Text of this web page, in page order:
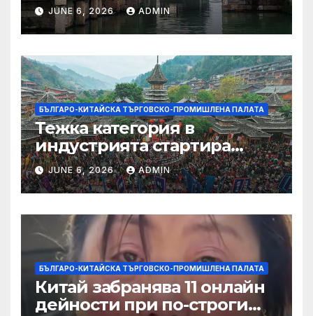
JUNE 6, 2026 ADMIN
БЪЛГАРО-КИТАЙСКА ТЪРГОВСКО-ПРОМИШЛЕНА ПАЛАТА
Тежка категория в
индустрията стартира
алианс за космическа
слънчева енергия
JUNE 6, 2026 ADMIN
БЪЛГАРО-КИТАЙСКА ТЪРГОВСКО-ПРОМИШЛЕНА ПАЛАТА
Китай забранява 11 онлайн
дейности при по-строги